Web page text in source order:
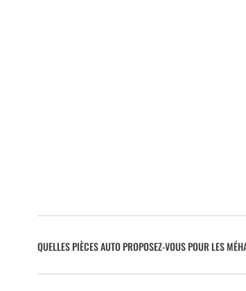
QUELLES PIÈCES AUTO PROPOSEZ-VOUS POUR LES